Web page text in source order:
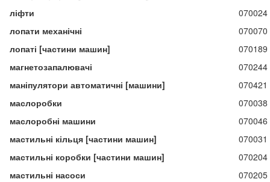
ліфти
070024
лопати механічні
070070
лопаті [частини машин]
070189
магнетозапалювачі
070244
маніпулятори автоматичні [машини]
070421
маслоробки
070038
маслоробні машини
070046
мастильні кільця [частини машин]
070031
мастильні коробки [частини машин]
070204
мастильні насоси
070205